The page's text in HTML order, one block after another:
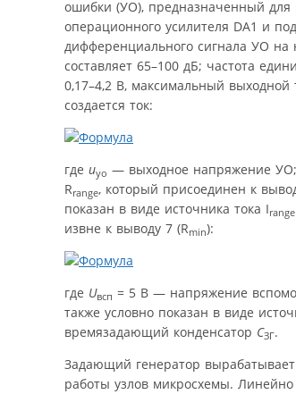
ошибки (УО), предназначенный для
операционного усилителя DA1 и
дифференциального сигнала УО на
составляет 65–100 дБ; частота
0,17–4,2 В, максимальный выходной
создается ток:
где uуо — выходное напряжение УО;
Rrange, который присоединен к
показан в виде источника тока Irange
извне к выводу 7 (Rmin):
где Uвсп = 5 В — напряжение
также условно показан в виде
времязадающий конденсатор CЗГ.
Задающий генератор
работы узлов микросхемы.